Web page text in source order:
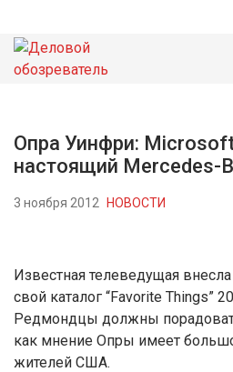
НОВОСТИ
Опра Уинфри:
настоящий Mercedes-
3 ноября 2012 НОВОСТИ
Известная телеведущая
свой каталог “Favorite Things”
Редмондцы должны
как мнение Опры имеет
жителей США.